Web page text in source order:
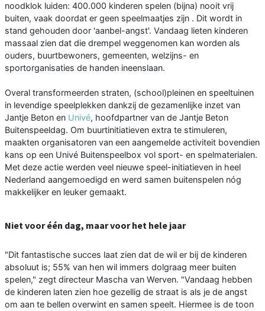
noodklok luiden: 400.000 kinderen spelen (bijna) nooit vrij
buiten, vaak doordat er geen speelmaatjes zijn . Dit wordt in
stand gehouden door 'aanbel-angst'. Vandaag lieten kinderen
massaal zien dat die drempel weggenomen kan worden als
ouders, buurtbewoners, gemeenten, welzijns- en
sportorganisaties de handen ineenslaan.
Overal transformeerden straten, (school)pleinen en speeltuinen
in levendige speelplekken dankzij de gezamenlijke inzet van
Jantje Beton en Univé, hoofdpartner van de Jantje Beton
Buitenspeeldag. Om buurtinitiatieven extra te stimuleren,
maakten organisatoren van een aangemelde activiteit bovendien
kans op een Univé Buitenspeelbox vol sport- en spelmaterialen.
Met deze actie werden veel nieuwe speel-initiatieven in heel
Nederland aangemoedigd en werd samen buitenspelen nóg
makkelijker en leuker gemaakt.
Niet voor één dag, maar voor het hele jaar
"Dit fantastische succes laat zien dat de wil er bij de kinderen
absoluut is; 55% van hen wil immers dolgraag meer buiten
spelen," zegt directeur Mascha van Werven. "Vandaag hebben
de kinderen laten zien hoe gezellig de straat is als je de angst
om aan te bellen overwint en samen speelt. Hiermee is de toon